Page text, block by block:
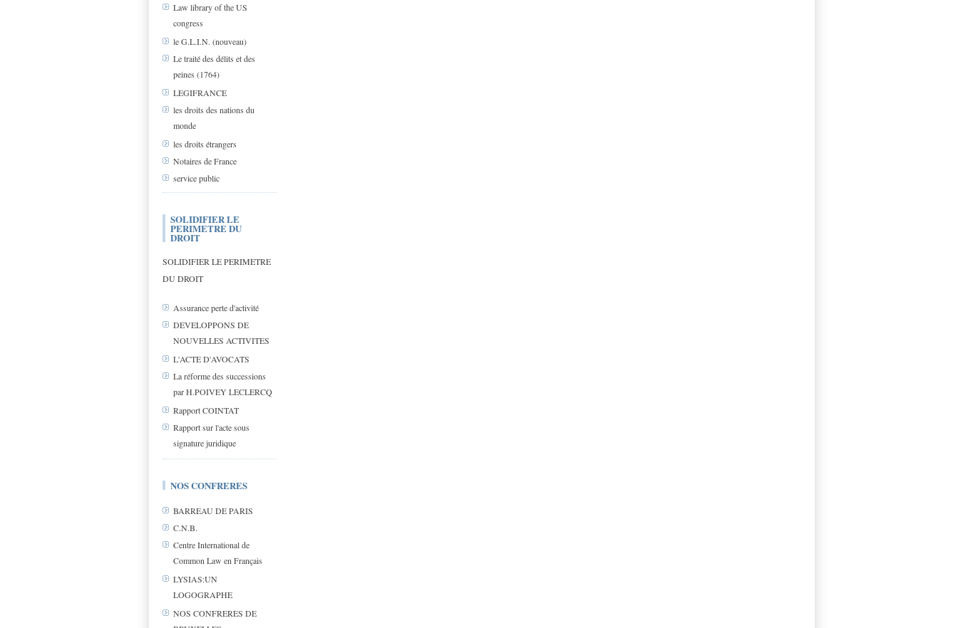
Law library of the US
congress
le G.L.I.N. (nouveau)
Le traité des délits et des
peines (1764)
LEGIFRANCE
les droits des nations du
monde
les droits étrangers
Notaires de France
service public
SOLIDIFIER LE
PERIMETRE DU
DROIT
SOLIDIFIER LE PERIMETRE
DU DROIT
Assurance perte d'activité
DEVELOPPONS DE
NOUVELLES ACTIVITES
L'ACTE D'AVOCATS
La réforme des successions
par H.POIVEY LECLERCQ
Rapport COINTAT
Rapport sur l'acte sous
signature juridique
NOS CONFRERES
BARREAU DE PARIS
C.N.B.
Centre International de
Common Law en Français
LYSIAS:UN
LOGOGRAPHE
NOS CONFRERES DE